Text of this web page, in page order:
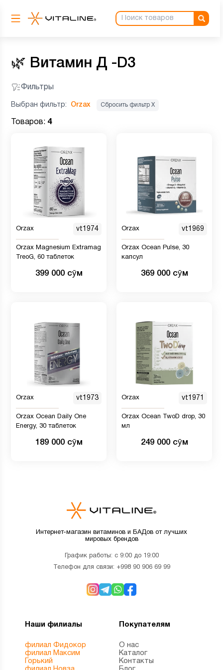
🌿 Витамин Д -D3
Фильтры
Выбран фильтр: Orzax Сбросить фильтр Х
Товаров: 4
Orzax vt1974
Orzax Magnesium Extramag
TreoG, 60 таблеток
399 000 сӯм
Orzax vt1969
Orzax Ocean Pulse, 30
капсул
369 000 сӯм
Orzax vt1973
Orzax Ocean Daily One
Energy, 30 таблеток
189 000 сӯм
Orzax vt1971
Orzax Ocean TwoD drop, 30
мл
249 000 сӯм
Интернет-магазин витаминов и БАДов от лучших
мировых брендов
График работы: с 9:00 до 19:00
Телефон для связи: +998 90 906 69 99
Наши филиалы
филиал Фидокор
филиал Максим
Горький
Покупателям
О нас
Каталог
Контакты